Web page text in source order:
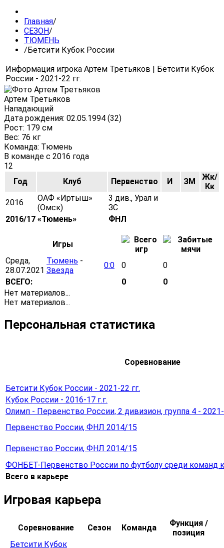
Главная/
СЕЗОН/
ТЮМЕНЬ
/ Бетсити Кубок России
Информация игрока Артем Третьяков | Бетсити Кубок
России - 2021-22 гг.
Артем Третьяков
Нападающий
Дата рождения: 02.05.1994 (32)
Рост: 179 см
Вес: 76 кг
Команда: Тюмень
В команде с 2016 года
12
Год
Клуб Первенство И ЗМ
Жк/
Кк
2016
ОАФ «Иртыш»
(Омск)
3 див., Урал и
ЗС
2016/17 «Тюмень» ФНЛ
Игры
Среда,
28.07.2021
Тюмень -
Звезда
0:0 0
0
ВСЕГО:
0
0
Нет материалов...
Нет материалов...
Персональная статистика
Соревнование
Бетсити Кубок России - 2021-22 гг.
Кубок России - 2016-17 г.г.
Олимп - Первенство России, 2 дивизион, группа 4 - 2021-
Первенство России, ФНЛ 2014/15
Первенство России, ФНЛ 2014/15
ФОНБЕТ-Первенство России по футболу среди команд
Всего в карьере
Игровая карьера
Соревнование Сезон Команда
Функция /
позиция
Бетсити Кубок